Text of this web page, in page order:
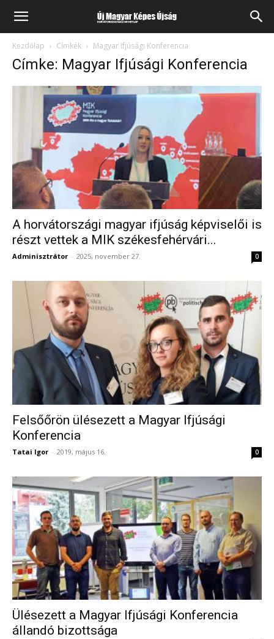
Kezdőlap Címkék Magyar Ifjúsági Konferencia
Címke: Magyar Ifjúsági Konferencia
A horvátországi magyar ifjúság képviselői is
részt vettek a MIK székesfehérvári...
Adminisztrátor - 2025, november 27. 0
Felsőőrön ülésezett a Magyar Ifjúsági
Konferencia
Tatai Igor - 2019, május 16. 0
Ülésezett a Magyar Ifjúsági Konferencia
állandó bizottsága